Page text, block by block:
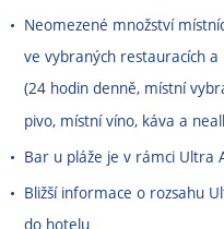
Neomezené množství
ve vybraných restauracích
(24 hodin denně, místní
pivo, místní víno, káva a
Bar u pláže je v rámci Ultra
Bližší informace o rozsahu
do hotelu